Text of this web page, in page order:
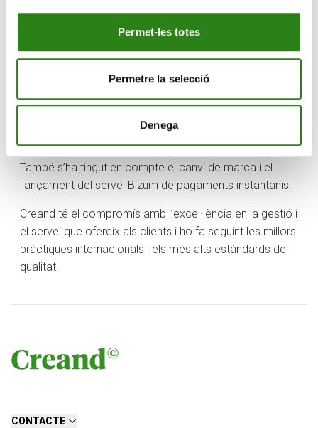
Permet-les totes
Permetre la selecció
Denega
un enfocament als processos, riscos i oportunitats, i
sempre donant respostes a les necessitats dels clients.
I ara, amb l’ampliació de l’abast a altres àrees,
qualitat sigui més extensiva.
integració de Vall Banc i la conseqüent incorporació
tant de les carteres i els clients, com de part de l’equip.
També s’ha tingut en compte el canvi de marca i el
llançament del servei Bizum de pagaments instantanis.
Creand té el compromís amb l’excel·lència en la gestió i
el servei que ofereix als clients i ho fa seguint les millors
pràctiques internacionals i els més alts estàndards de
qualitat.
CONTACTE